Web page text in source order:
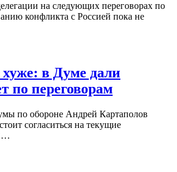
на следующих переговорах по
конфликта с Россией пока не
хуже: в Думе дали
по переговорам
по обороне Андрей Картаполов
согласиться на текущие